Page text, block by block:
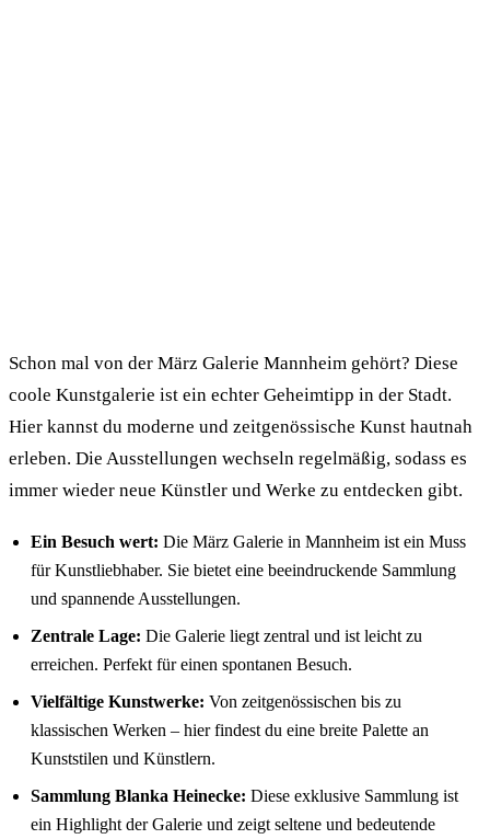
Schon mal von der März Galerie Mannheim gehört? Diese
coole Kunstgalerie ist ein echter Geheimtipp in der Stadt.
Hier kannst du moderne und zeitgenössische Kunst hautnah
erleben. Die Ausstellungen wechseln regelmäßig, sodass es
immer wieder neue Künstler und Werke zu entdecken gibt.
Ein Besuch wert: Die März Galerie in Mannheim ist ein Muss
für Kunstliebhaber. Sie bietet eine beeindruckende Sammlung
und spannende Ausstellungen.
Zentrale Lage: Die Galerie liegt zentral und ist leicht zu
erreichen. Perfekt für einen spontanen Besuch.
Vielfältige Kunstwerke: Von zeitgenössischen bis zu
klassischen Werken – hier findest du eine breite Palette an
Kunststilen und Künstlern.
Sammlung Blanka Heinecke: Diese exklusive Sammlung ist
ein Highlight der Galerie und zeigt seltene und bedeutende